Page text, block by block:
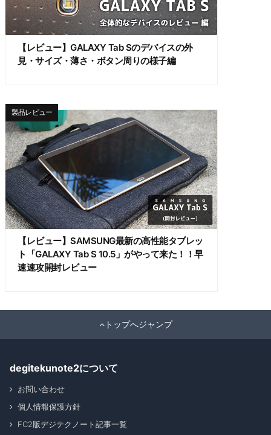
【レビュー】GALAXY Tab Sのデバイスの外
見・サイズ・薄さ・ボタン周りの様子編
【レビュー】SAMSUNG最新の高性能タブレッ
ト「GALAXY Tab S 10.5」がやって来た！！早
速速攻開封レビュー
製品レビュー
トップへジャンプ
degitekunote2について
お問い合わせ
個人情報保護方針
FC2版デジテクノート記事一覧